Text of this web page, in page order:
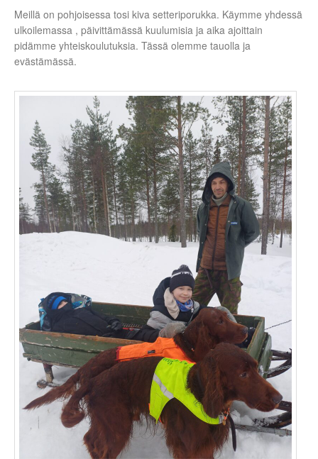
Meillä on pohjoisessa tosi kiva setteriporukka. Käymme yhdessä
ulkoilemassa , päivittämässä kuulumisia ja aika ajoittain
pidämme yhteiskoulutuksia. Tässä olemme tauolla ja
evästämässä.